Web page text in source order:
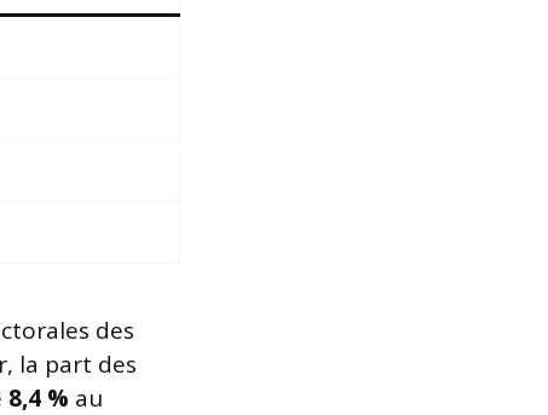
des
la part des
8,4 % au